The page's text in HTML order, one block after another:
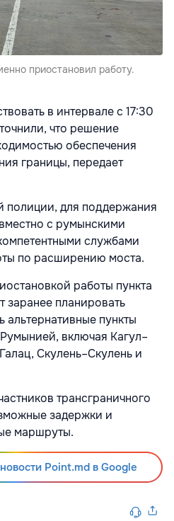
приостановил работу.
в интервале с 17:30
что решение
обеспечения
границы, передает
полиции, для поддержания
с румынскими
службами
по расширению моста.
работы пункта
заранее планировать
альтернативные пункты
Румынией, включая Кагул–
, Скулень–Скулень и
трансграничного
задержки и
маршруты.
Point.md в Google